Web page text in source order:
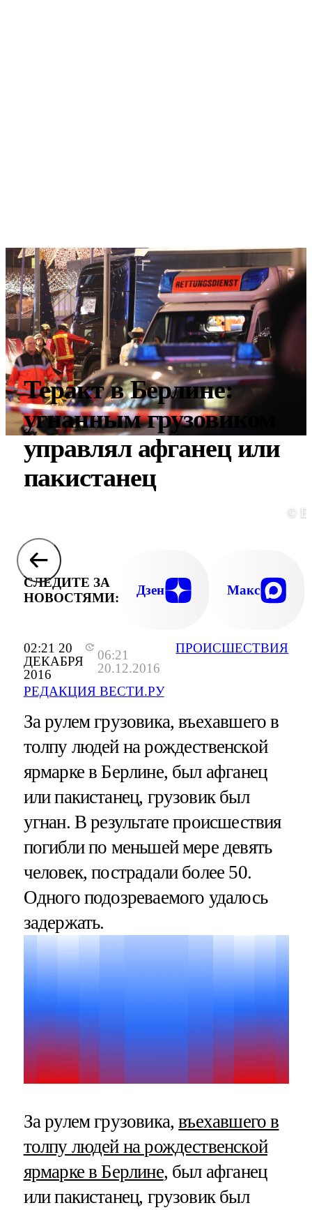
02:21 20
ДЕКАБРЯ
2016
06:21
20.12.2016
РЕДАКЦИЯ ВЕСТИ.РУ
ПРОИСШЕСТВИЯ
Теракт в Берлине:
угнанным грузовиком
управлял афганец или
пакистанец
©
СЛЕДИТЕ ЗА
НОВОСТЯМИ:
Дзен Макс
За рулем грузовика, въехавшего в
толпу людей на рождественской
ярмарке в Берлине, был афганец
или пакистанец, грузовик был
угнан. В результате происшествия
погибли по меньшей мере девять
человек, пострадали более 50.
Одного подозреваемого удалось
задержать.
За рулем грузовика,въехавшего в
толпу людей на рождественской
ярмарке в Берлине, был афганец
или пакистанец, грузовик был